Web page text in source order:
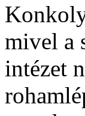
mivel a
intézet